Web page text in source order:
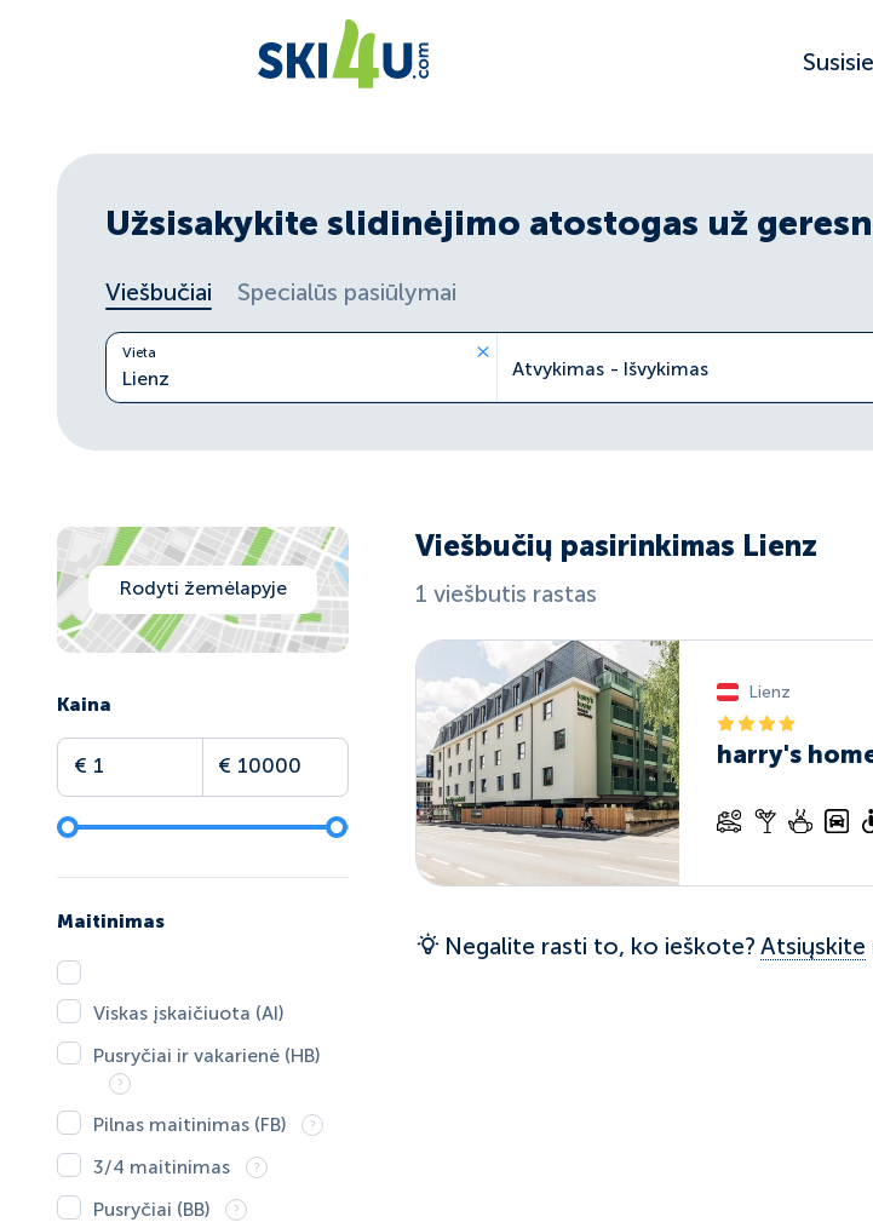
Užsisakykite slidinėjimo atostogas už
Viešbučiai Specialūs pasiūlymai
Vieta
Atvykimas - Išvykimas
Rodyti žemėlapyje
Kaina
Maitinimas
Viskas įskaičiuota (AI)
Pusryčiai ir vakarienė (HB)
Pilnas maitinimas (FB)
3/4 maitinimas
Pusryčiai (BB)
Viešbučių pasirinkimas Lienz
1 viešbutis rastas
Lienz
harry's
Negalite rasti to, ko ieškote? Atsiųskite